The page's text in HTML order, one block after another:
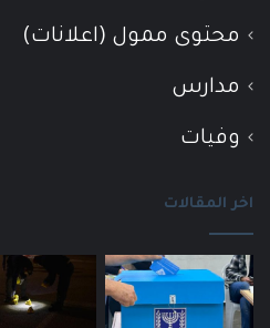
محتوى ممول (اعلانات)
مدارس
وفيات
اخر المقالات